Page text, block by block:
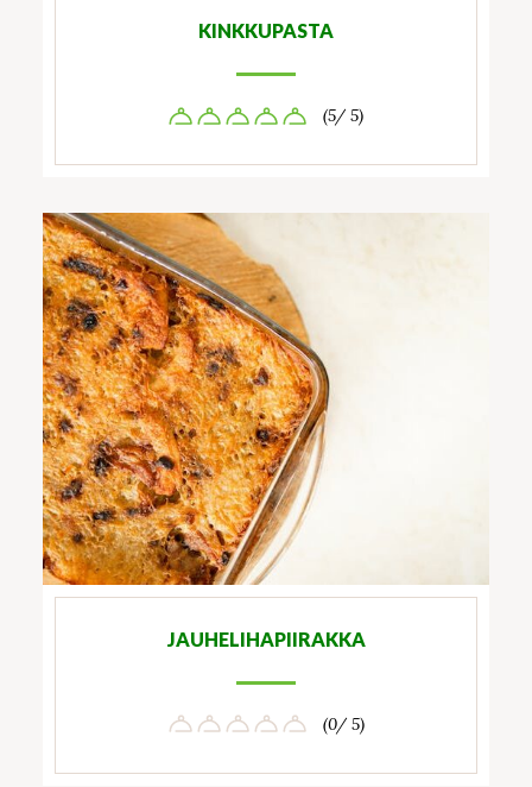
KINKKUPASTA
(5/ 5)
JAUHELIHAPIIRAKKA
(0/ 5)